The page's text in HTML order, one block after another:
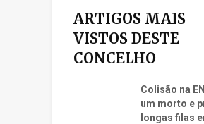
ARTIGOS MAIS
VISTOS DESTE
CONCELHO
Colisão na
um morto e
longas filas